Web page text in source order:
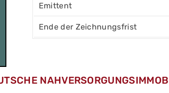
Emittent
Ende der Zeichnungsfrist